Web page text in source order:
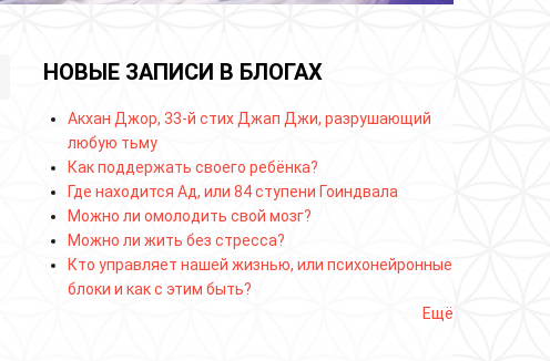
НОВЫЕ ЗАПИСИ В БЛОГАХ
Акхан Джор, 33-й стих Джап Джи, разрушающий
любую тьму
Как поддержать своего ребёнка?
Где находится Ад, или 84 ступени Гоиндвала
Можно ли омолодить свой мозг?
Можно ли жить без стресса?
Кто управляет нашей жизнью, или психонейронные
блоки и как с этим быть?
Ещё